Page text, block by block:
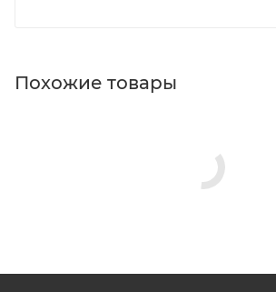
Похожие товары